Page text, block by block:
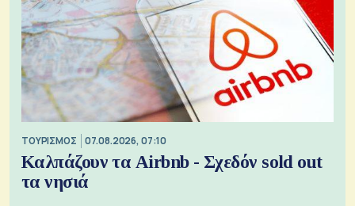
ΤΟΥΡΙΣΜΟΣ 07.08.2026, 07:10
Καλπάζουν τα Airbnb - Σχεδόν sold out
τα νησιά